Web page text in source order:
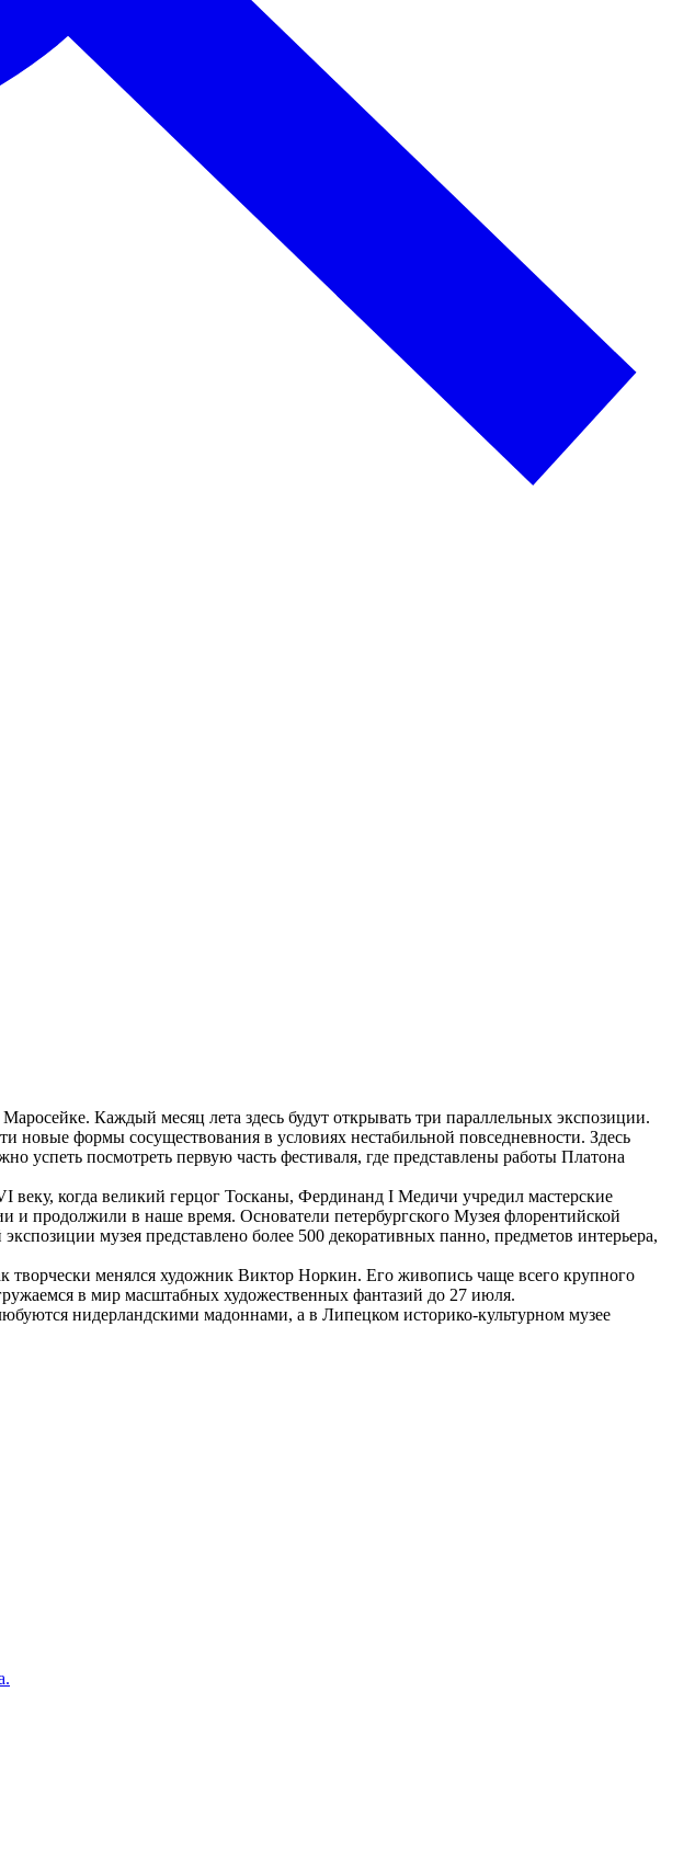
Каждый месяц лета здесь будут открывать три параллельных экспозиции.
новые формы сосуществования в условиях нестабильной повседневности. Здесь
успеть посмотреть первую часть фестиваля, где представлены работы Платона
когда великий герцог Тосканы, Фердинанд I Медичи учредил мастерские
продолжили в наше время. Основатели петербургского Музея флорентийской
музея представлено более 500 декоративных панно, предметов интерьера,
творчески менялся художник Виктор Норкин. Его живопись чаще всего крупного
в мир масштабных художественных фантазий до 27 июля.
нидерландскими мадоннами, а в Липецком историко-культурном музее